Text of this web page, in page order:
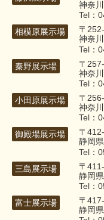
神奈
Tel：
相模原展示場
〒
神奈
Tel：
秦野展示場
〒
神奈
Tel：
小田原展示場
〒
神奈
Tel：
御殿場展示場
〒
静岡
Tel：
三島展示場
〒
静岡
Tel：
富士展示場
〒
静岡